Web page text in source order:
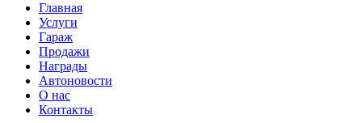
Главная
Услуги
Гараж
Продажи
Награды
Автоновости
О нас
Контакты